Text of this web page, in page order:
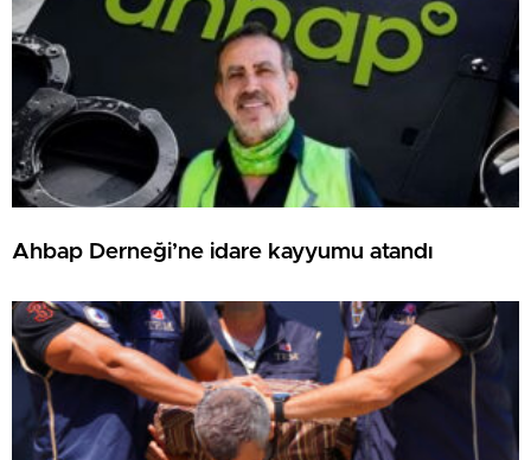
Ahbap Derneği’ne idare kayyumu atandı